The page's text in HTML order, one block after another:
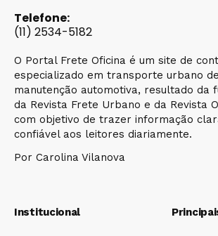
Telefone:
(11) 2534-5182
O Portal Frete Oficina é um site de
especializado em transporte urbano
manutenção automotiva, resultado da
da Revista Frete Urbano e da Revista
com objetivo de trazer informação
confiável aos leitores diariamente.
Por Carolina Vilanova
Institucional